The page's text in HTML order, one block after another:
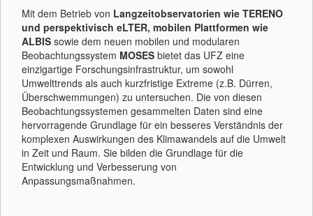
Mit dem Betrieb von Langzeitobservatorien wie TERENO
und perspektivisch eLTER, mobilen Plattformen wie
ALBIS sowie dem neuen mobilen und modularen
Beobachtungssystem MOSES bietet das UFZ eine
einzigartige Forschungsinfrastruktur, um sowohl
Umwelttrends als auch kurzfristige Extreme (z.B. Dürren,
Überschwemmungen) zu untersuchen. Die von diesen
Beobachtungssystemen gesammelten Daten sind eine
hervorragende Grundlage für ein besseres Verständnis der
komplexen Auswirkungen des Klimawandels auf die Umwelt
in Zeit und Raum. Sie bilden die Grundlage für die
Entwicklung und Verbesserung von
Anpassungsmaßnahmen.